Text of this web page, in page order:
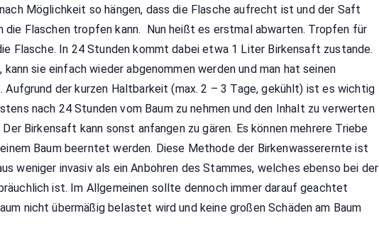
Möglichkeit so hängen, dass die Flasche aufrecht ist und der Saft
die Flaschen tropfen kann. Nun heißt es erstmal abwarten. Tropfen für
Flasche. In 24 Stunden kommt dabei etwa 1 Liter Birkensaft zustande.
sie einfach wieder abgenommen werden und man hat seinen
Aufgrund der kurzen Haltbarkeit (max. 2 – 3 Tage, gekühlt) ist es wichtig
nach 24 Stunden vom Baum zu nehmen und den Inhalt zu verwerten
Der Birkensaft kann sonst anfangen zu gären. Es können mehrere Triebe
Baum beerntet werden. Diese Methode der Birkenwasserernte ist
weniger invasiv als ein Anbohren des Stammes, welches ebenso bei der
ist. Im Allgemeinen sollte dennoch immer darauf geachtet
nicht übermäßig belastet wird und keine großen Schäden am Baum